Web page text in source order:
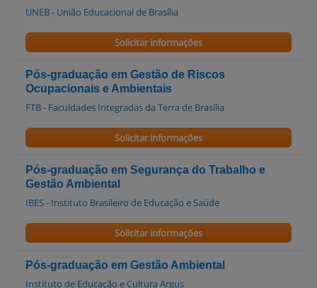
UNEB - União Educacional de Brasília
Solicitar informações
Pós-graduação em Gestão de Riscos
Ocupacionais e Ambientais
FTB - Faculdades Integradas da Terra de Brasília
Solicitar informações
Pós-graduação em Segurança do Trabalho e
Gestão Ambiental
IBES - Instituto Brasileiro de Educação e Saúde
Solicitar informações
Pós-graduação em Gestão Ambiental
Instituto de Educação e Cultura Argus